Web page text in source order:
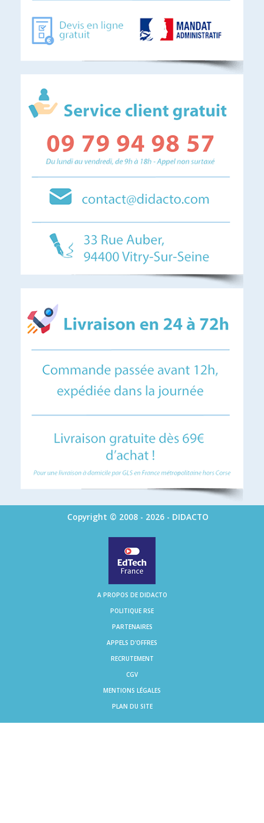
Copyright © 2008 - 2026 - DIDACTO
A PROPOS DE DIDACTO
POLITIQUE RSE
PARTENAIRES
APPELS D'OFFRES
RECRUTEMENT
CGV
MENTIONS LÉGALES
PLAN DU SITE